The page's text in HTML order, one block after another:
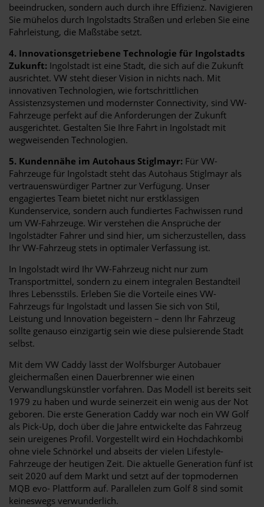
beeindrucken, sondern auch durch ihre Effizienz. Navigieren
Sie mühelos durch Ingolstadts Straßen und erleben Sie eine
Fahrleistung, die Maßstäbe setzt.
4. Innovationsgetriebene Technologie für Ingolstadts
Zukunft: Ingolstadt ist eine Stadt, die sich auf die Zukunft
ausrichtet. VW steht dieser Vision in nichts nach. Mit
innovativen Technologien, wie fortschrittlichen
Assistenzsystemen und modernster Connectivity, sind VW-
Fahrzeuge perfekt auf die Anforderungen der Zukunft
ausgerichtet. Gestalten Sie Ihre Fahrt in Ingolstadt mit
wegweisenden Technologien.
5. Kundennähe im Autohaus Stiglmayr: Für VW-
Fahrzeuge für Ingolstadt steht das Autohaus Stiglmayr als
vertrauenswürdiger Partner zur Verfügung. Unser
engagiertes Team bietet nicht nur erstklassigen
Kundenservice, sondern auch fundiertes Fachwissen rund
um VW-Fahrzeuge. Wir verstehen die Ansprüche der
Ingolstädter Fahrer und sind hier, um sicherzustellen, dass
Ihr VW-Fahrzeug stets in optimaler Verfassung ist.
In Ingolstadt wird Ihr VW-Fahrzeug nicht nur zum
Transportmittel, sondern zu einem integralen Bestandteil
Ihres Lebensstils. Erleben Sie die Vorteile eines VW-
Fahrzeugs für Ingolstadt und lassen Sie sich von Stil,
Leistung und Innovation begeistern – denn Ihr Fahrzeug
sollte genauso einzigartig sein wie diese pulsierende Stadt
selbst.
Mit dem VW Caddy lässt der Wolfsburger Autobauer
gleichermaßen einen Dauerbrenner wie einen
Verwandlungskünstler vorfahren. Das Modell ist bereits seit
1979 zu haben und wurde seinerzeit ein wenig aus der Not
geboren. Die erste Generation Caddy war noch ein VW Golf
als Pick-Up, doch über die Jahre entwickelte das Fahrzeug
sein ureigenes Profil. Vorgestellt wird ein Hochdachkombi
ohne viele Schnörkel und abseits der vielen Lifestyle-
Fahrzeuge der heutigen Zeit. Die aktuelle Generation fünf ist
seit 2020 auf dem Markt und setzt auf der topmodernen
MQB evo- Plattform auf. Parallelen zum Golf 8 sind somit
keineswegs verwunderlich.